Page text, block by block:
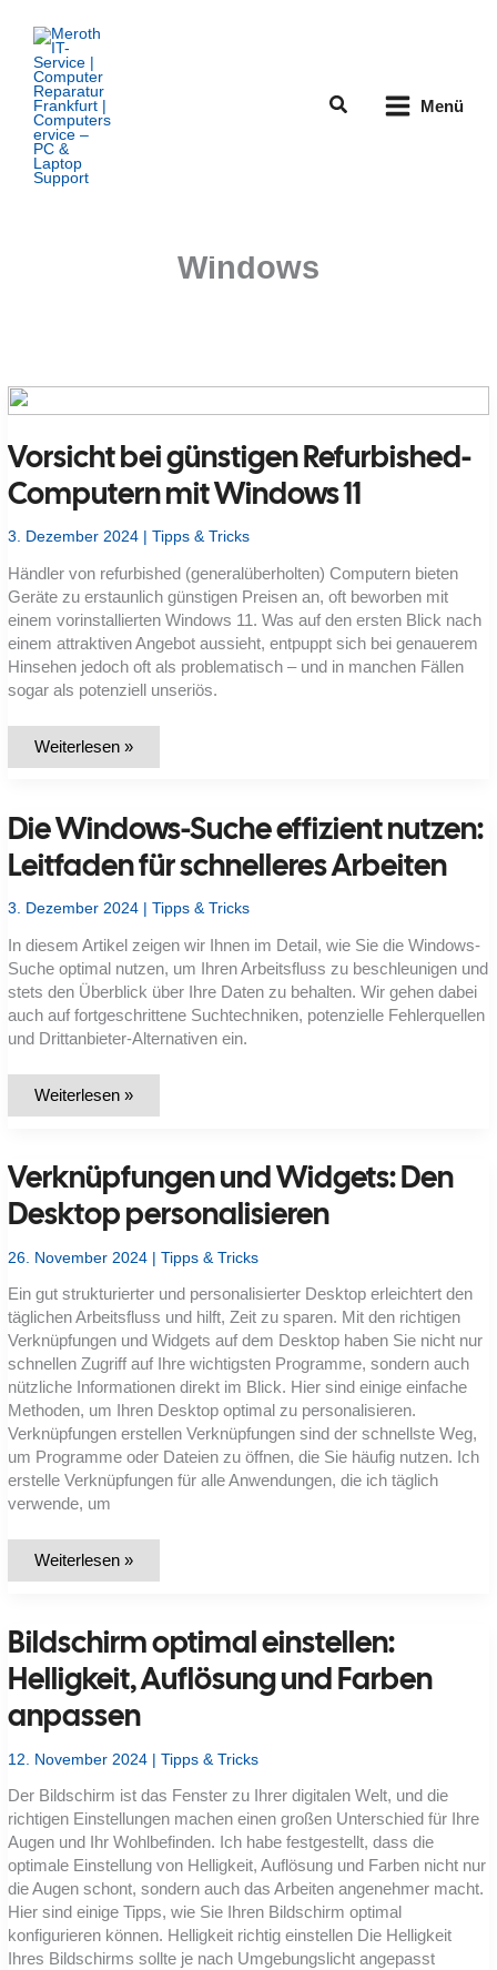
Inhalt
springen
Suchen Menü
Windows
Vorsicht bei günstigen Refurbished-
Computern mit Windows 11
3. Dezember 2024 |Tipps & Tricks
Händler von refurbished (generalüberholten) Computern bieten
Geräte zu erstaunlich günstigen Preisen an, oft beworben mit
einem vorinstallierten Windows 11. Was auf den ersten Blick nach
einem attraktiven Angebot aussieht, entpuppt sich bei genauerem
Hinsehen jedoch oft als problematisch – und in manchen Fällen
sogar als potenziell unseriös.
Vorsicht
mit
Windows
11
Weiterlesen »
Die Windows-Suche effizient nutzen:
Leitfaden für schnelleres Arbeiten
3. Dezember 2024 |Tipps & Tricks
In diesem Artikel zeigen wir Ihnen im Detail, wie Sie die Windows-
Suche optimal nutzen, um Ihren Arbeitsfluss zu beschleunigen und
stets den Überblick über Ihre Daten zu behalten. Wir gehen dabei
auch auf fortgeschrittene Suchtechniken, potenzielle Fehlerquellen
und Drittanbieter-Alternativen ein.
Die
Leitfaden
für
schnelleres
Arbeiten
Weiterlesen »
Verknüpfungen und Widgets: Den
Desktop personalisieren
26. November 2024 |Tipps & Tricks
Ein gut strukturierter und personalisierter Desktop erleichtert den
täglichen Arbeitsfluss und hilft, Zeit zu sparen. Mit den richtigen
Verknüpfungen und Widgets auf dem Desktop haben Sie nicht nur
schnellen Zugriff auf Ihre wichtigsten Programme, sondern auch
nützliche Informationen direkt im Blick. Hier sind einige einfache
Methoden, um Ihren Desktop optimal zu personalisieren.
Verknüpfungen erstellen Verknüpfungen sind der schnellste Weg,
um Programme oder Dateien zu öffnen, die Sie häufig nutzen. Ich
erstelle Verknüpfungen für alle Anwendungen, die ich täglich
verwende, um
Verknüpfungen
personalisieren
Weiterlesen »
Bildschirm optimal einstellen:
Helligkeit, Auflösung und Farben
anpassen
12. November 2024 |Tipps & Tricks
Der Bildschirm ist das Fenster zu Ihrer digitalen Welt, und die
richtigen Einstellungen machen einen großen Unterschied für Ihre
Augen und Ihr Wohlbefinden. Ich habe festgestellt, dass die
optimale Einstellung von Helligkeit, Auflösung und Farben nicht nur
die Augen schont, sondern auch das Arbeiten angenehmer macht.
Hier sind einige Tipps, wie Sie Ihren Bildschirm optimal
konfigurieren können. Helligkeit richtig einstellen Die Helligkeit
Ihres Bildschirms sollte je nach Umgebungslicht angepasst